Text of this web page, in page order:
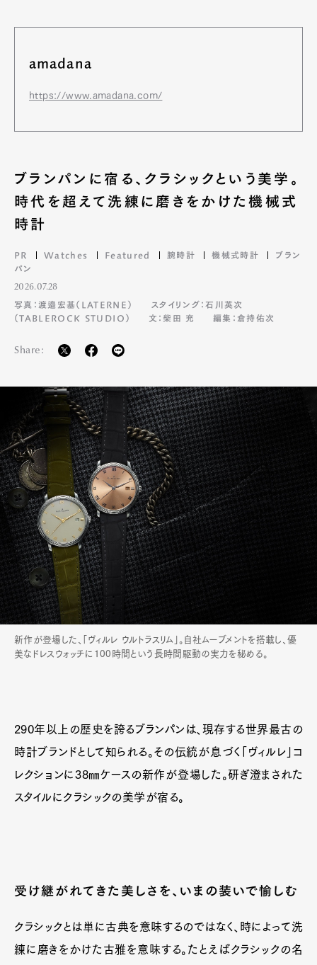
amadana
https://www.amadana.com/
ブランパンに宿る、クラシックという美学。
時代を超えて洗練に磨きをかけた機械式
時計
PR Watches Featured 腕時計 機械式時計
ブラン
パン
2026.07.28
写真：渡邉宏基（LATERNE）
スタイリング：石川英次
（TABLEROCK STUDIO）
文：柴田 充 編集：倉持佑次
Share:
新作が登場した、「ヴィルレ ウルトラスリム」。自社ムーブメントを搭載し、優
美なドレスウォッチに100時間という長時間駆動の実力を秘める。
290年以上の歴史を誇るブランパンは、現存する世界最古の
時計ブランドとして知られる。その伝統が息づく「ヴィルレ」コ
レクションに38㎜ケースの新作が登場した。研ぎ澄まされた
スタイルにクラシックの美学が宿る。
受け継がれてきた美しさを、いまの装いで愉しむ
クラシックとは単に古典を意味するのではなく、時によって洗
練に磨きをかけた古雅を意味する。たとえばクラシックの名